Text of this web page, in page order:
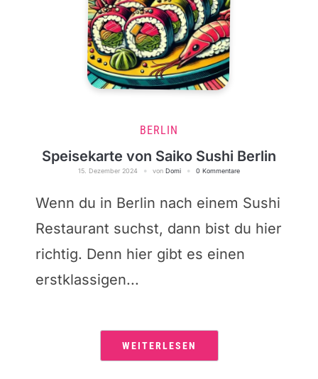
BERLIN
Speisekarte von Saiko Sushi Berlin
15. Dezember 2024 von Domi 0 Kommentare
Wenn du in Berlin nach einem Sushi
Restaurant suchst, dann bist du hier
richtig. Denn hier gibt es einen
erstklassigen...
WEITERLESEN